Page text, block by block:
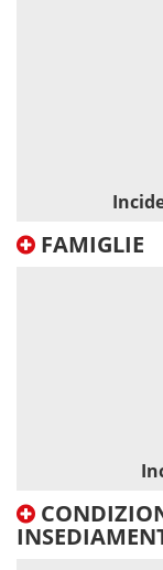
FAMIGLIE